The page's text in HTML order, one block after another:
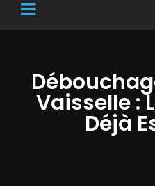
Vaisselle :
Déjà